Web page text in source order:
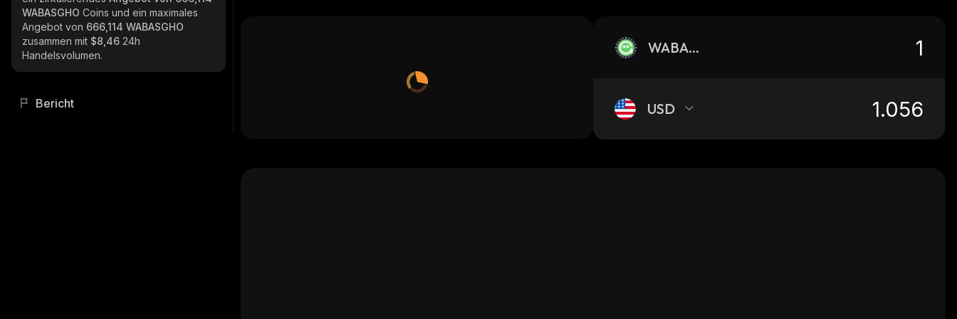
WABASGHO Coins und ein maximales
Angebot von 666,114 WABASGHO
zusammen mit $8,46 24h
Handelsvolumen.
Bericht
WABASGHO
USD